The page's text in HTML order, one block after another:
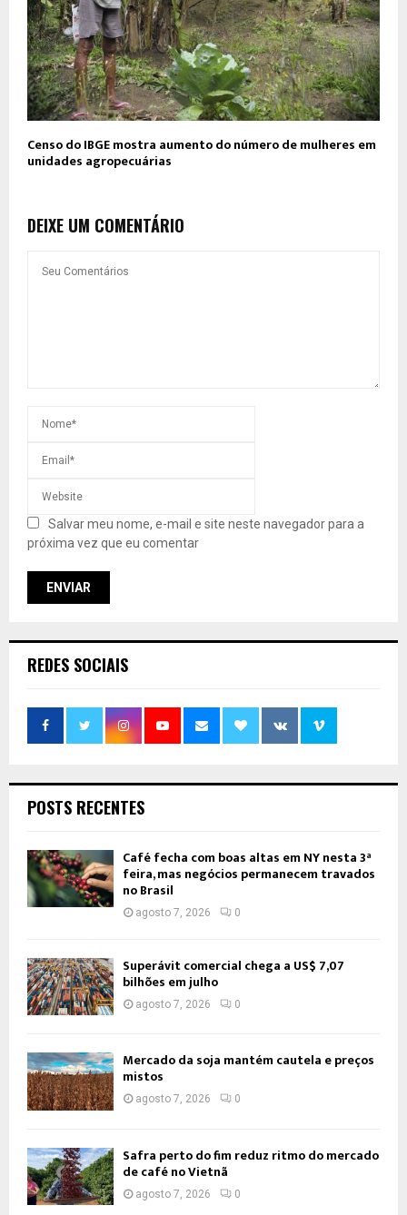
Censo do IBGE mostra aumento do número de mulheres em
unidades agropecuárias
DEIXE UM COMENTÁRIO
Salvar meu nome, e-mail e site neste navegador para a
próxima vez que eu comentar
REDES SOCIAIS
POSTS RECENTES
Café fecha com boas altas em NY nesta 3ª
feira, mas negócios permanecem travados
no Brasil
agosto 7, 2026 0
Superávit comercial chega a US$ 7,07
bilhões em julho
agosto 7, 2026 0
Mercado da soja mantém cautela e preços
mistos
agosto 7, 2026 0
Safra perto do fim reduz ritmo do mercado
de café no Vietnã
agosto 7, 2026 0